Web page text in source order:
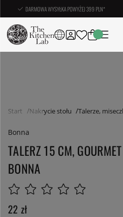
DARMOWA WYSYŁKA POWYŻEJ 399 PLN*
Start Nakrycie stołu Talerze,
Bonna
TALERZ 15 CM,
BONNA
22 zł